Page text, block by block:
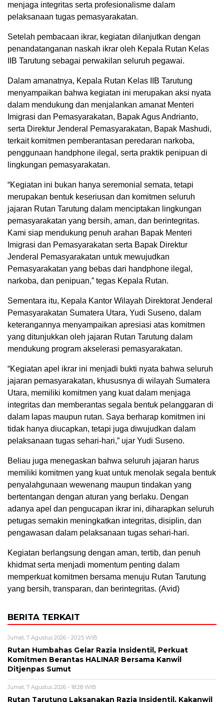
menjaga integritas serta profesionalisme dalam
pelaksanaan tugas pemasyarakatan.
Setelah pembacaan ikrar, kegiatan dilanjutkan dengan
penandatanganan naskah ikrar oleh Kepala Rutan Kelas
IIB Tarutung sebagai perwakilan seluruh pegawai.
Dalam amanatnya, Kepala Rutan Kelas IIB Tarutung
menyampaikan bahwa kegiatan ini merupakan aksi nyata
dalam mendukung dan menjalankan amanat Menteri
Imigrasi dan Pemasyarakatan, Bapak Agus Andrianto,
serta Direktur Jenderal Pemasyarakatan, Bapak Mashudi,
terkait komitmen pemberantasan peredaran narkoba,
penggunaan handphone ilegal, serta praktik penipuan di
lingkungan pemasyarakatan.
“Kegiatan ini bukan hanya seremonial semata, tetapi
merupakan bentuk keseriusan dan komitmen seluruh
jajaran Rutan Tarutung dalam menciptakan lingkungan
pemasyarakatan yang bersih, aman, dan berintegritas.
Kami siap mendukung penuh arahan Bapak Menteri
Imigrasi dan Pemasyarakatan serta Bapak Direktur
Jenderal Pemasyarakatan untuk mewujudkan
Pemasyarakatan yang bebas dari handphone ilegal,
narkoba, dan penipuan,” tegas Kepala Rutan.
Sementara itu, Kepala Kantor Wilayah Direktorat Jenderal
Pemasyarakatan Sumatera Utara, Yudi Suseno, dalam
keterangannya menyampaikan apresiasi atas komitmen
yang ditunjukkan oleh jajaran Rutan Tarutung dalam
mendukung program akselerasi pemasyarakatan.
“Kegiatan apel ikrar ini menjadi bukti nyata bahwa seluruh
jajaran pemasyarakatan, khususnya di wilayah Sumatera
Utara, memiliki komitmen yang kuat dalam menjaga
integritas dan memberantas segala bentuk pelanggaran di
dalam lapas maupun rutan. Saya berharap komitmen ini
tidak hanya diucapkan, tetapi juga diwujudkan dalam
pelaksanaan tugas sehari-hari,” ujar Yudi Suseno.
Beliau juga menegaskan bahwa seluruh jajaran harus
memiliki komitmen yang kuat untuk menolak segala bentuk
penyalahgunaan wewenang maupun tindakan yang
bertentangan dengan aturan yang berlaku. Dengan
adanya apel dan pengucapan ikrar ini, diharapkan seluruh
petugas semakin meningkatkan integritas, disiplin, dan
pengawasan dalam pelaksanaan tugas sehari-hari.
Kegiatan berlangsung dengan aman, tertib, dan penuh
khidmat serta menjadi momentum penting dalam
memperkuat komitmen bersama menuju Rutan Tarutung
yang bersih, transparan, dan berintegritas. (Avid)
BERITA TERKAIT
Jumat, 7 Agustus 2026 - 20:25 WIB
Rutan Humbahas Gelar Razia Insidentil, Perkuat
Komitmen Berantas HALINAR Bersama Kanwil
Ditjenpas Sumut
Jumat, 7 Agustus 2026 - 18:28 WIB
Rutan Tarutung Laksanakan Razia Insidentil, Kakanwil